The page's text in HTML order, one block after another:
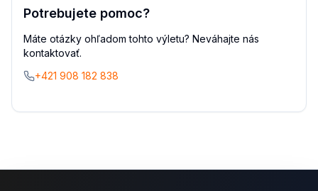
Potrebujete pomoc?
Máte otázky ohľadom tohto výletu? Neváhajte nás
kontaktovať.
+421 908 182 838